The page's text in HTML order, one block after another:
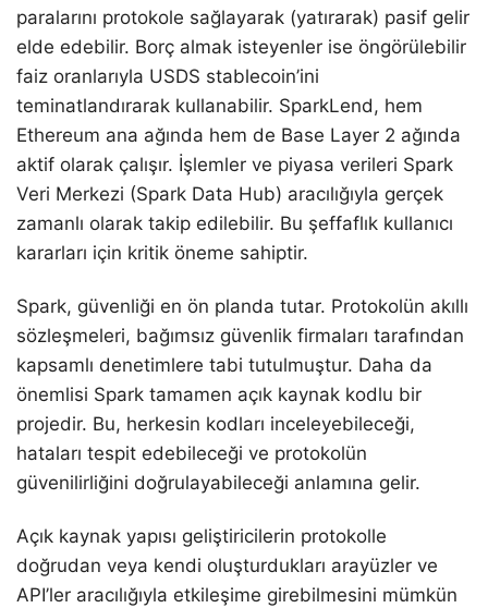
paralarını protokole sağlayarak (yatırarak) pasif gelir
elde edebilir. Borç almak isteyenler ise öngörülebilir
faiz oranlarıyla USDS stablecoin’ini
teminatlandırarak kullanabilir. SparkLend, hem
Ethereum ana ağında hem de Base Layer 2 ağında
aktif olarak çalışır. İşlemler ve piyasa verileri Spark
Veri Merkezi (Spark Data Hub) aracılığıyla gerçek
zamanlı olarak takip edilebilir. Bu şeffaflık kullanıcı
kararları için kritik öneme sahiptir.
Spark, güvenliği en ön planda tutar. Protokolün akıllı
sözleşmeleri, bağımsız güvenlik firmaları tarafından
kapsamlı denetimlere tabi tutulmuştur. Daha da
önemlisi Spark tamamen açık kaynak kodlu bir
projedir. Bu, herkesin kodları inceleyebileceği,
hataları tespit edebileceği ve protokolün
güvenilirliğini doğrulayabileceği anlamına gelir.
Açık kaynak yapısı geliştiricilerin protokolle
doğrudan veya kendi oluşturdukları arayüzler ve
API’ler aracılığıyla etkileşime girebilmesini mümkün